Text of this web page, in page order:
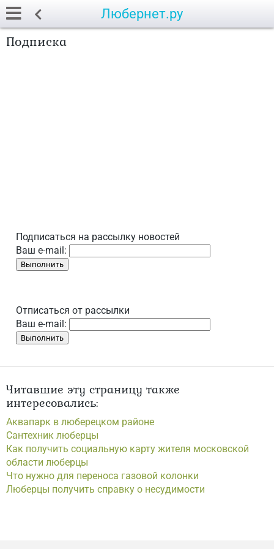
Любернет.ру
Подписка
Подписаться на рассылку новостей
Ваш e-mail:
Отписаться от рассылки
Ваш e-mail:
Читавшие эту страницу также
интересовались:
Аквапарк в люберецком районе
Сантехник люберцы
Как получить социальную карту жителя московской
области люберцы
Что нужно для переноса газовой колонки
Люберцы получить справку о несудимости